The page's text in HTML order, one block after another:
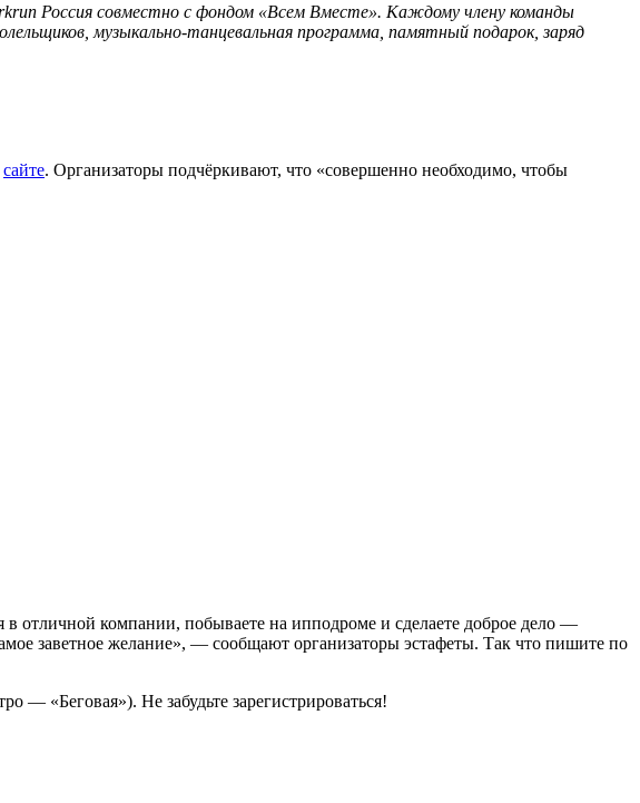
Россия совместно с фондом «Всем Вместе». Каждому члену команды
музыкально-танцевальная программа, памятный подарок, заряд
сайте. Организаторы подчёркивают, что «совершенно необходимо, чтобы
отличной компании, побываете на ипподроме и сделаете доброе дело —
заветное желание», — сообщают организаторы эстафеты. Так что пишите по
— «Беговая»). Не забудьте зарегистрироваться!